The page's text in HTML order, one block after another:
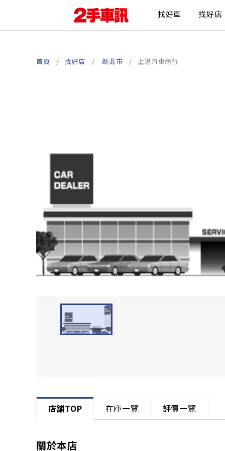
找好車 找好店
首頁 找好店 新北市 上湛汽車商行
店舗TOP 在庫一覽 評價一覽
關於本店